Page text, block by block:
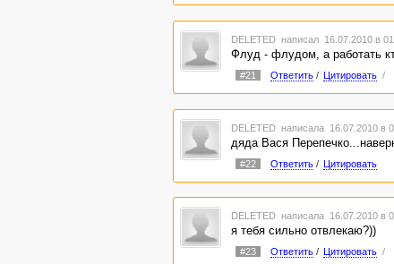
DELETED написал 16.07.2010 в
Флуд - флудом, а работать
#21 Ответить/ Цитировать /
DELETED написала 16.07.2010 в
дяда Вася
#22 Ответить/ Цитировать
DELETED написала 16.07.2010 в
я тебя сильно отвлекаю?))
#23 Ответить/ Цитировать /